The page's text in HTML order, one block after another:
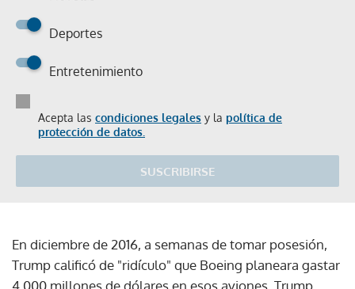
Deportes
Entretenimiento
Acepta las condiciones legales y la política de
protección de datos.
SUSCRIBIRSE
En diciembre de 2016, a semanas de tomar posesión,
Trump calificó de "ridículo" que Boeing planeara gastar
4.000 millones de dólares en esos aviones. Trump